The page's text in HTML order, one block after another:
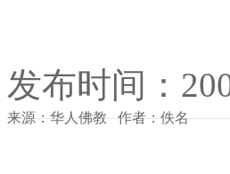
发布时间：
来源：华人佛教 作者：佚名